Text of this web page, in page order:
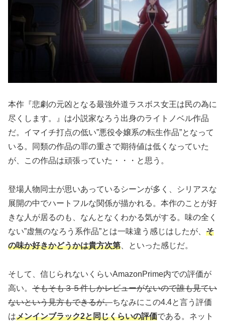
本作『悲劇の元凶となる最強外道ラスボス女王は民の為に
尽くします。』は小説家なろう出身のライトノベル作品
だ。イマイチ打点の低い”悪役令嬢系の転生作品”となって
いる。同類の作品の罪の重さで期待値は低くなっていた
が、この作品は頑張っていた・・・と思う。
登場人物同士が思いあっているシーンが多く、シリアスな
展開の中でハートフルな関係が描かれる。本作のことが好
きな人が居るのも、なんとなくわかる気がする。味の全く
ない”虚無のなろう系作品”とは一味違う感じはしたが、 そ
の味か好きかどうかは貴方次第 、といった感じだ。
そして、信じられないくらいAmazonPrime内での評価が
高い。 そもそも３５件しかレビューがないので誰も見てい
ないという見方もできるが。ちなみにこの4.4と言う評価
はメンインブラック2と同じくらいの評価である。ネット